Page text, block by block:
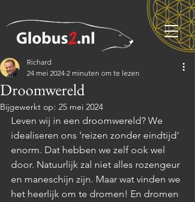
Droomwereld
Richard
24 mei 2024 2 minuten om te lezen
Bijgewerkt op: 25 mei 2024
Leven wij in een droomwereld? We
idealiseren ons 'reizen zonder eindtijd'
enorm. Dat hebben we zelf ook wel
door. Natuurlijk zal niet alles rozengeur
en maneschijn zijn. Maar wat vinden we
het heerlijk om te dromen! En dromen